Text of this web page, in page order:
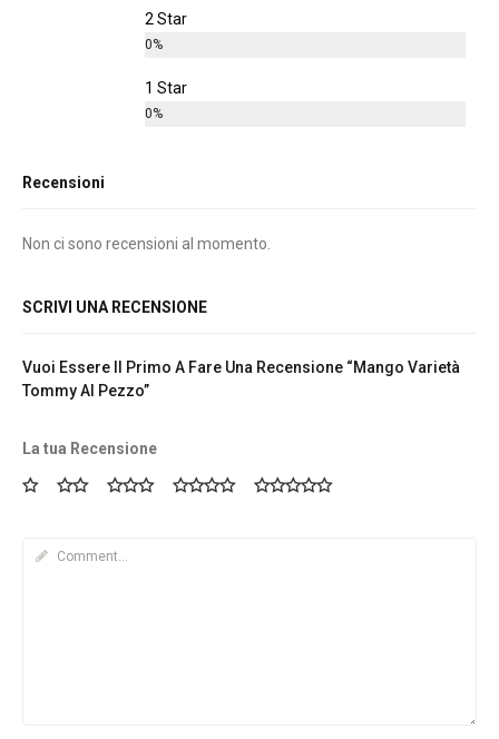
2 Star
0%
1 Star
0%
Recensioni
Non ci sono recensioni al momento.
SCRIVI UNA RECENSIONE
Vuoi Essere Il Primo A Fare Una Recensione “Mango Varietà
Tommy Al Pezzo”
La tua Recensione